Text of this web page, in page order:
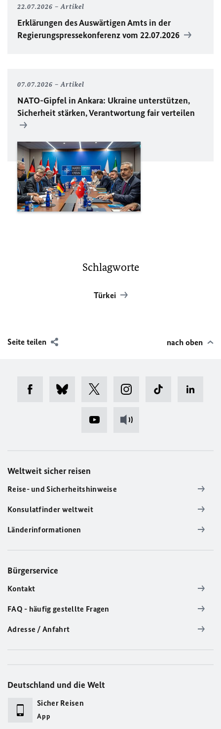
22.07.2026 Artikel
Erklärungen des Auswärtigen Amts in der
Regierungspressekonferenz vom 22.07.2026
07.07.2026 Artikel
NATO-Gipfel in Ankara: Ukraine unterstützen,
Sicherheit stärken, Verantwortung fair verteilen
Schlagworte
Türkei
Seite teilen nach oben
Weltweit sicher reisen
Reise- und Sicherheitshinweise
Konsulatfinder weltweit
Länderinformationen
Bürgerservice
Kontakt
FAQ - häufig gestellte Fragen
Adresse / Anfahrt
Deutschland und die Welt
Sicher Reisen
App